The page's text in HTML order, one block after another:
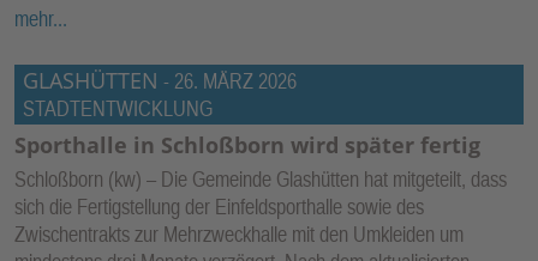
mehr...
GLASHÜTTEN - 26. MÄRZ 2026
STADTENTWICKLUNG
Sporthalle in Schloßborn wird später fertig
Schloßborn (kw) – Die Gemeinde Glashütten hat mitgeteilt, dass
sich die Fertigstellung der Einfeldsporthalle sowie des
Zwischentrakts zur Mehrzweckhalle mit den Umkleiden um